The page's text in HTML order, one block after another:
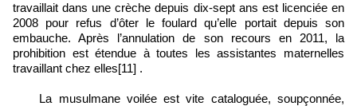
travaillait dans une crèche depuis dix-sept ans est licenciée en
2008 pour refus d’ôter le foulard qu’elle portait depuis son
embauche. Après l’annulation de son recours en 2011, la
prohibition est étendue à toutes les assistantes maternelles
travaillant chez elles[11] .
La musulmane voilée est vite cataloguée, soupçonnée,